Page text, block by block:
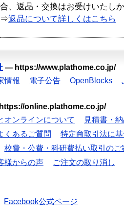
合、返品・交換はお受けいたし
⇒返品について詳しくはこちら
— https://www.plathome.co.jp/
情報 電子公告 OpenBlocks
https://online.plathome.co.jp/
オンラインについて
見積書・
くあるご質問
特定商取引法に
校費・公費・科研費払い取引のご
様からの声 ご注文の取り消し
Facebook公式ページ